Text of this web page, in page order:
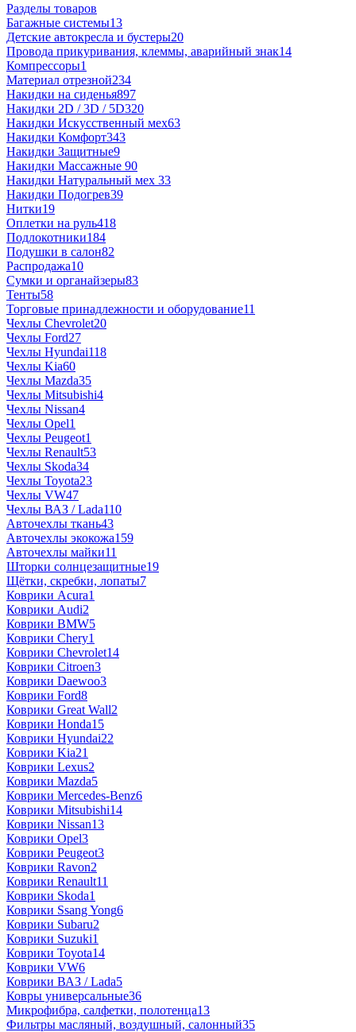
Разделы товаров
Багажные системы13
Детские автокресла и бустеры20
Провода прикуривания, клеммы, аварийный знак14
Компрессоры1
Материал отрезной234
Накидки на сиденья897
Накидки 2D / 3D / 5D320
Накидки Искусственный мех63
Накидки Комфорт343
Накидки Защитные9
Накидки Массажные 90
Накидки Натуральный мех 33
Накидки Подогрев39
Нитки19
Оплетки на руль418
Подлокотники184
Подушки в салон82
Распродажа10
Сумки и органайзеры83
Тенты58
Торговые принадлежности и оборудование11
Чехлы Chevrolet20
Чехлы Ford27
Чехлы Hyundai118
Чехлы Kia60
Чехлы Mazda35
Чехлы Mitsubishi4
Чехлы Nissan4
Чехлы Opel1
Чехлы Peugeot1
Чехлы Renault53
Чехлы Skoda34
Чехлы Toyota23
Чехлы VW47
Чехлы ВАЗ / Lada110
Авточехлы ткань43
Авточехлы экокожа159
Авточехлы майки11
Шторки солнцезащитные19
Щётки, скребки, лопаты7
Коврики Acura1
Коврики Audi2
Коврики BMW5
Коврики Chery1
Коврики Chevrolet14
Коврики Citroen3
Коврики Daewoo3
Коврики Ford8
Коврики Great Wall2
Коврики Honda15
Коврики Hyundai22
Коврики Kia21
Коврики Lexus2
Коврики Mazda5
Коврики Mercedes-Benz6
Коврики Mitsubishi14
Коврики Nissan13
Коврики Opel3
Коврики Peugeot3
Коврики Ravon2
Коврики Renault11
Коврики Skoda1
Коврики Ssang Yong6
Коврики Subaru2
Коврики Suzuki1
Коврики Toyota14
Коврики VW6
Коврики ВАЗ / Lada5
Ковры универсальные36
Микрофибра, салфетки, полотенца13
Фильтры масляный, воздушный, салонный35